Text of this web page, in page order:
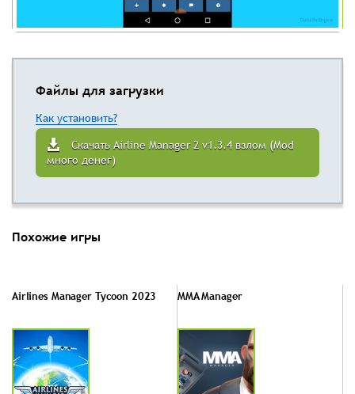
Файлы для загрузки
Как установить?
Скачать Airline Manager 2 v1.3.4 взлом (Mod
много денег)
Похожие игры
Airlines Manager Tycoon 2023 MMA Manager